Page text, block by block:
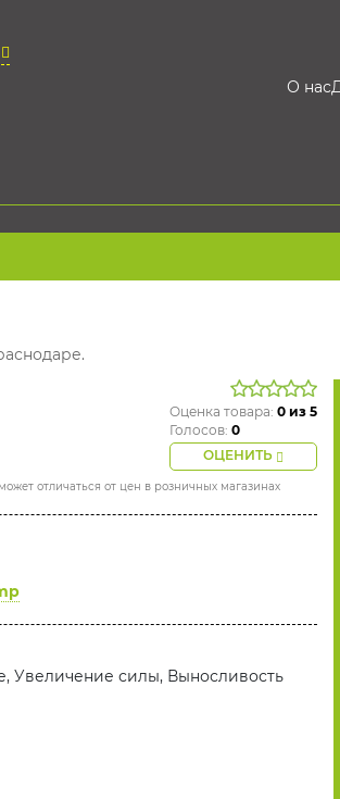
О нас
Оценка товара: 0 из 5
Голосов: 0
ОЦЕНИТЬ
отличаться от цен в розничных магазинах
Увеличение силы, Выносливость